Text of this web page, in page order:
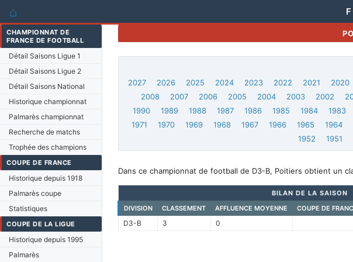
⌂
CHAMPIONNAT DE
FRANCE DE FOOTBALL
Détail Saisons Ligue 1
Détail Saisons Ligue 2
Détail Saisons National
Historique championnat
Palmarès championnat
Recherche de matchs
Trophée des champions
COUPE DE FRANCE
Historique depuis 1918
Palmarès coupe
Statistiques
COUPE DE LA LIGUE
Historique depuis 1995
Palmarès
2027
2026 2025 2024 2023 2022 2021 2020
2008
2007 2006 2005 2004 2003 2002
1990
1989 1988 1987 1986 1985 1984 1983
1971
1970 1969 1968 1967 1966 1965 1964
1952
1951
Dans ce championnat de football de D3-B, Poitiers obtient un
BILAN DE LA SAISON
DIVISION
CLASSEMENT AFFLUENCE MOYENNE COUPE DE
D3-B 3 0